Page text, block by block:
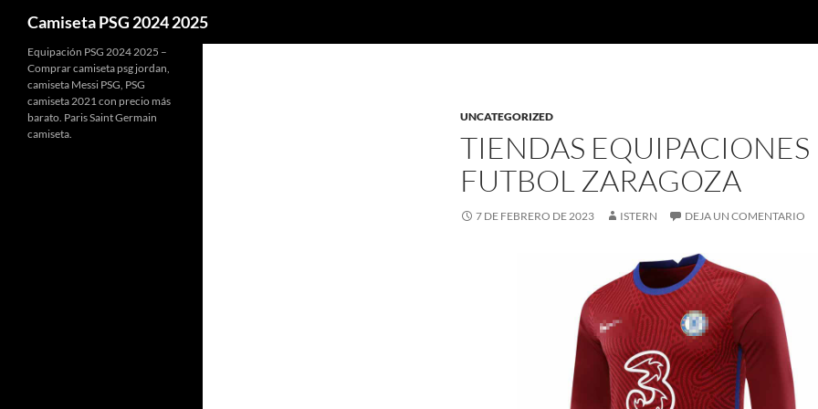
Camiseta PSG 2024 2025
UNCATEGORIZED
TIENDAS EQUIPACIONES
FUTBOL ZARAGOZA
7 DE FEBRERO DE 2023 ISTERN DEJA UN COMENTARIO
Equipación PSG 2024 2025 –
Comprar camiseta psg jordan,
camiseta Messi PSG, PSG
camiseta 2021 con precio más
barato. Paris Saint Germain
camiseta.